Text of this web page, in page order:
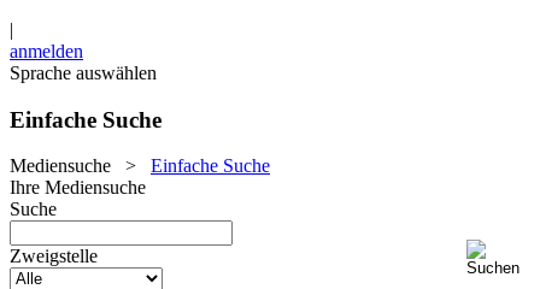
|
anmelden
Sprache auswählen
Einfache Suche
Mediensuche > Einfache Suche
Ihre Mediensuche
Suche
Zweigstelle